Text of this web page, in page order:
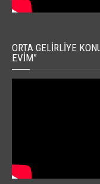
ORTA GELIRLIYE
EVIM”